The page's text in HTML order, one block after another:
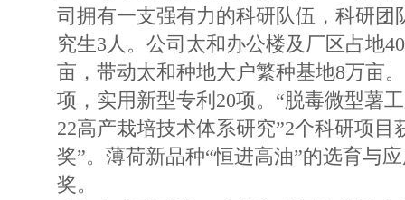
司拥有一支强有力的科研队伍，科研团
究生3人。公司太和办公楼及厂区占地
亩，带动太和种地大户繁种基地8万亩
项，实用新型专利20项。“脱毒微型薯
22高产栽培技术体系研究”2个科研项目
奖”。薄荷新品种“恒进高油”的选育与
奖。